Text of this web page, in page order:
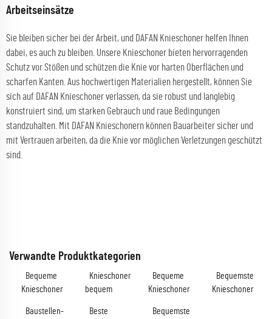
Arbeitseinsätze
Sie bleiben sicher bei der Arbeit, und DAFAN Knieschoner helfen Ihnen
dabei, es auch zu bleiben. Unsere Knieschoner bieten hervorragenden
Schutz vor Stößen und schützen die Knie vor harten Oberflächen und
scharfen Kanten. Aus hochwertigen Materialien hergestellt, können Sie
sich auf DAFAN Knieschoner verlassen, da sie robust und langlebig
konstruiert sind, um starken Gebrauch und raue Bedingungen
standzuhalten. Mit DAFAN Knieschonern können Bauarbeiter sicher und
mit Vertrauen arbeiten, da die Knie vor möglichen Verletzungen geschützt
sind.
Verwandte Produktkategorien
Bequeme
Knieschoner
Knieschoner
bequem
Bequeme
Knieschoner
Bequemste
Knieschoner
Baustellen-
Beste
Bequemste